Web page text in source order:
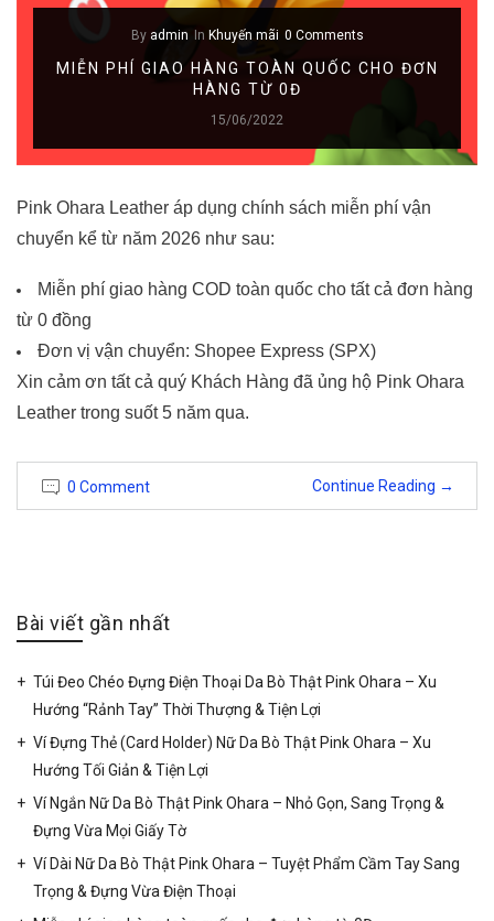
By admin In Khuyến mãi 0 Comments
MIỄN PHÍ GIAO HÀNG TOÀN QUỐC CHO ĐƠN
HÀNG TỪ 0Đ
15/06/2022
Pink Ohara Leather áp dụng chính sách miễn phí vận
chuyển kể từ năm 2026 như sau:
Miễn phí giao hàng COD toàn quốc cho tất cả đơn hàng
từ 0 đồng
Đơn vị vận chuyển: Shopee Express (SPX)
Xin cảm ơn tất cả quý Khách Hàng đã ủng hộ Pink Ohara
Leather trong suốt 5 năm qua.
0 Comment Continue Reading →
Bài viết gần nhất
Túi Đeo Chéo Đựng Điện Thoại Da Bò Thật Pink Ohara – Xu
Hướng “Rảnh Tay” Thời Thượng & Tiện Lợi
Ví Đựng Thẻ (Card Holder) Nữ Da Bò Thật Pink Ohara – Xu
Hướng Tối Giản & Tiện Lợi
Ví Ngắn Nữ Da Bò Thật Pink Ohara – Nhỏ Gọn, Sang Trọng &
Đựng Vừa Mọi Giấy Tờ
Ví Dài Nữ Da Bò Thật Pink Ohara – Tuyệt Phẩm Cầm Tay Sang
Trọng & Đựng Vừa Điện Thoại